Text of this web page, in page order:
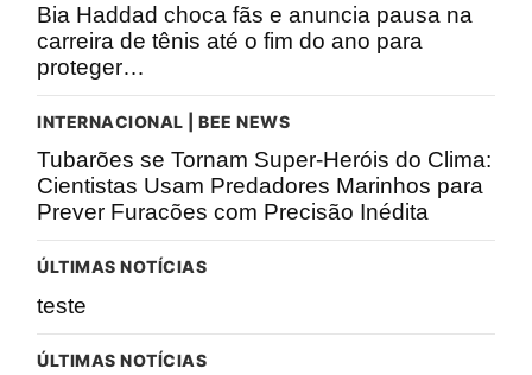
Bia Haddad choca fãs e anuncia pausa na
carreira de tênis até o fim do ano para
proteger…
INTERNACIONAL | BEE NEWS
Tubarões se Tornam Super-Heróis do Clima:
Cientistas Usam Predadores Marinhos para
Prever Furacões com Precisão Inédita
ÚLTIMAS NOTÍCIAS
teste
ÚLTIMAS NOTÍCIAS